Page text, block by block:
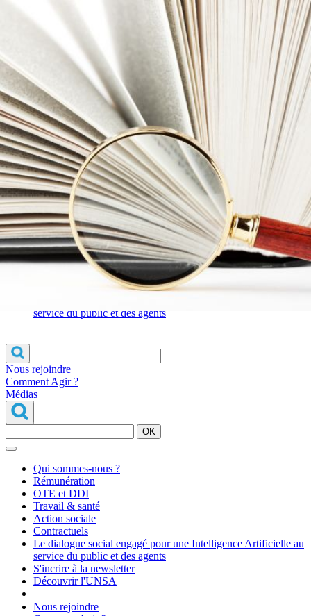
Qui
sommes-
nous ?
S'inscrire à
la
newsletter
Découvrir
l'UNSA
Rémunération
|
OTE et DDI
|
Travail & santé
|
Action sociale
|
service du public et des agents
Nous rejoindre
Comment Agir ?
Médias
OK
Qui sommes-nous ?
Rémunération
OTE et DDI
Travail & santé
Action sociale
Contractuels
Le dialogue social engagé pour une Intelligence Artificielle au
service du public et des agents
S'incrire à la newsletter
Découvrir l'UNSA
Nous rejoindre